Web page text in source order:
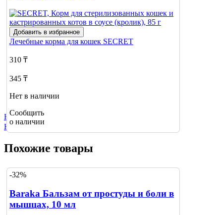
Добавить в избранное
Лечебные корма для кошек SECRET
310 ₸
345 ₸
Нет в наличии
Сообщить
о наличии
Не нашли нужный товар?
Нажмите сюда
Похожие товары
-32%
Baraka Бальзам от простуды и боли в
мышцах, 10 мл